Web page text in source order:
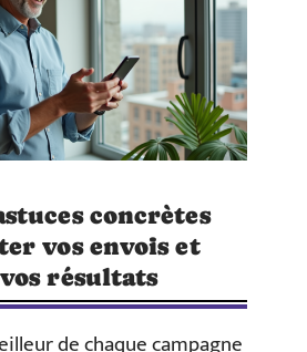
concrètes
vos envois et
résultats
de chaque campagne